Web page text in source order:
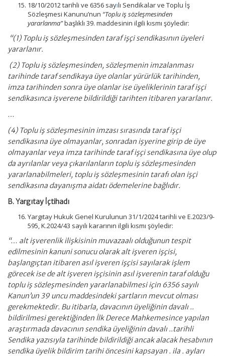
18/10/2012 tarihli ve 6356 sayılı Sendikalar ve Toplu İş
Sözleşmesi Kanunu’nun “Toplu iş sözleşmesinden
yararlanma”başlıklı 39. maddesinin ilgili kısmı şöyledir:
“(1) Toplu iş sözleşmesinden taraf işçi sendikasının üyeleri
yararlanır.
(2) Toplu iş sözleşmesinden, sözleşmenin imzalanması
tarihinde taraf sendikaya üye olanlar yürürlük tarihinden,
imza tarihinden sonra üye olanlar ise üyeliklerinin taraf işçi
sendikasınca işverene bildirildiği tarihten itibaren yararlanır.
…
(4) Toplu iş sözleşmesinin imzası sırasında taraf işçi
sendikasına üye olmayanlar, sonradan işyerine girip de üye
olmayanlar veya imza tarihinde taraf işçi sendikasına üye olup
da ayrılanlar veya çıkarılanların toplu iş sözleşmesinden
yararlanabilmeleri, toplu iş sözleşmesinin tarafı olan işçi
sendikasına dayanışma aidatı ödemelerine bağlıdır.
B. Yargıtay İçtihadı
Yargıtay Hukuk Genel Kurulunun 31/1/2024 tarihli ve E.2023/9-
595, K.2024/43 sayılı kararının ilgili kısmı şöyledir:
“… alt işverenlik ilişkisinin muvazaalı olduğunun tespit
edilmesinin kanuni sonucu olarak alt işveren işçisi,
başlangıçtan itibaren asıl işveren işçisi sayılarak işlem
görecek ise de alt işveren işçisinin asıl işverenin taraf olduğu
toplu iş sözleşmesinden yararlanabilmesi için 6356 sayılı
Kanun’un 39 uncu maddesindeki şartların mevcut olması
gerekmektedir. Bu itibarla, davacının üyeliğinin davalı ..
bildirilmesi gerektiğinden İlk Derece Mahkemesince yapılan
araştırmada davacının sendika üyeliğinin davalı ..tarihli
Sendika yazısıyla tarihinde bildirildiği ancak alacak hesabının
sendika üyelik bildirim tarihi öncesini kapsayan . ila . ayları